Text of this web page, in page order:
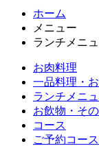
ホーム
メニュー
ランチメニ
お肉料理
一品料理・
ランチメニ
お飲物・そ
コース
ご予約コース